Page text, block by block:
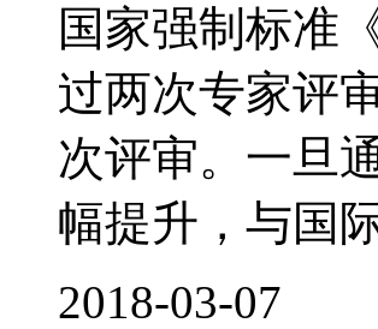
国家强制标准
过两次专家评
次评审。一旦
幅提升，与国
2018-03-07